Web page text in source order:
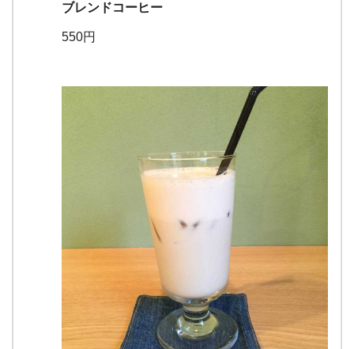
ブレンドコーヒー
550円